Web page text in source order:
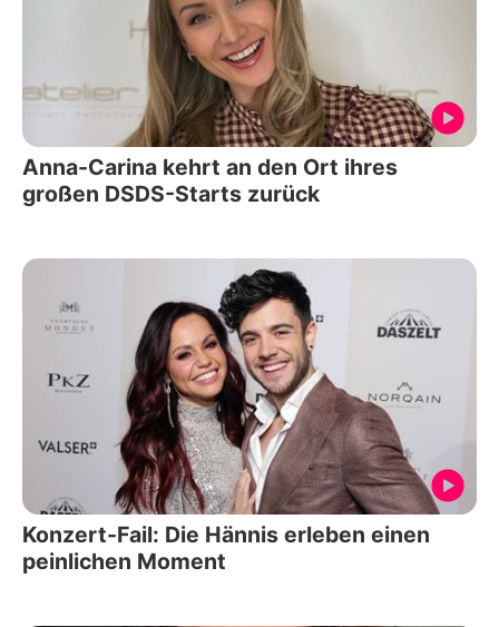
Anna-Carina kehrt an den Ort ihres
großen DSDS-Starts zurück
Konzert-Fail: Die Hännis erleben einen
peinlichen Moment